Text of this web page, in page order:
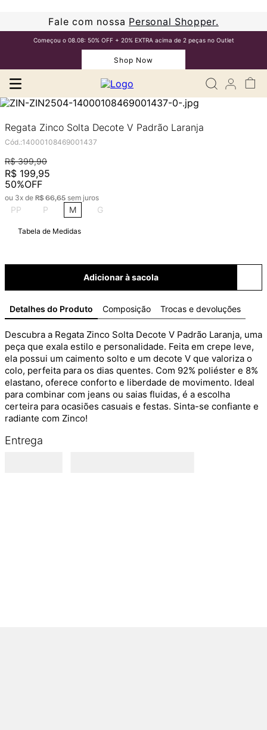
Fale com nossa Personal Shopper.
Começou o 08.08: 50% OFF + 20% EXTRA acima de 2 peças no Outlet
Shop Now
Regata Zinco Solta Decote V Padrão Laranja
Cód.:14000108469001437
R$ 399,90
R$ 199,95
50%OFF
ou 3x de R$ 66,65 sem juros
PP P M G
Tabela de Medidas
Adicionar à sacola
Detalhes do Produto Composição Trocas e devoluções
Descubra a Regata Zinco Solta Decote V Padrão Laranja, uma
peça que exala estilo e personalidade. Feita em crepe leve,
ela possui um caimento solto e um decote V que valoriza o
colo, perfeita para os dias quentes. Com 92% poliéster e 8%
elastano, oferece conforto e liberdade de movimento. Ideal
para combinar com jeans ou saias fluidas, é a escolha
certeira para ocasiões casuais e festas. Sinta-se confiante e
radiante com Zinco!
Entrega